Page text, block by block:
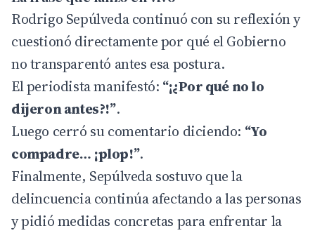
Rodrigo Sepúlveda continuó con su reflexión y
cuestionó directamente por qué el Gobierno
no transparentó antes esa postura.
El periodista manifestó: “¡¿Por qué no lo
dijeron antes?!”.
Luego cerró su comentario diciendo: “Yo
compadre… ¡plop!”.
Finalmente, Sepúlveda sostuvo que la
delincuencia continúa afectando a las personas
y pidió medidas concretas para enfrentar la